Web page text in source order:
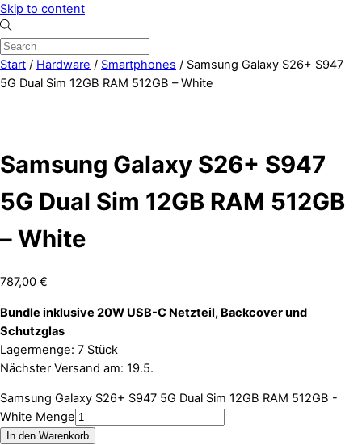
Skip to content
Start / Hardware / Smartphones / Samsung Galaxy S26+ S947
5G Dual Sim 12GB RAM 512GB – White
Samsung Galaxy S26+ S947
5G Dual Sim 12GB RAM 512GB
– White
787,00 €
Bundle inklusive 20W USB-C Netzteil, Backcover und
Schutzglas
Lagermenge: 7 Stück
Nächster Versand am: 19.5.
Samsung Galaxy S26+ S947 5G Dual Sim 12GB RAM 512GB -
White Menge
In den Warenkorb